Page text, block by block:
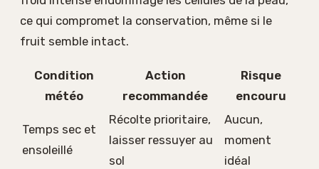
ce qui compromet la conservation, même si le
fruit semble intact.
Condition
météo
Action
recommandée
Risque
encouru
Temps sec et
ensoleillé
Récolte prioritaire,
laisser ressuyer au
sol
Aucun,
moment
idéal